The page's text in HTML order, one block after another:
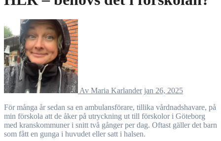
Av Maria Karlander jan 26, 2025
För många år sedan sa en ambulansförare, tillika vårdnadshavare, på
min förskola att de åker på utryckning ut till förskolor i Göteborg
med kranskommuner i snitt två gånger per dag. Oftast gäller det barn
som fått en gunga i huvudet eller satt i halsen.